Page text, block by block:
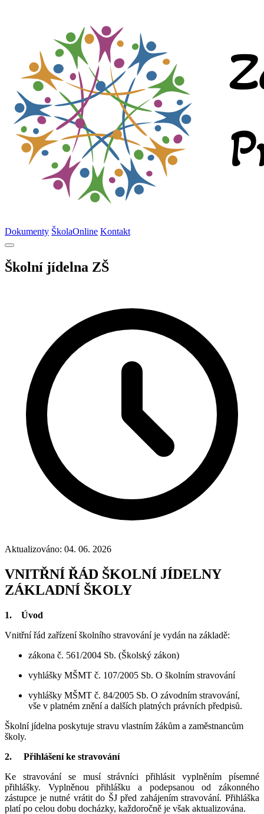
Dokumenty ŠkolaOnline Kontakt
Školní jídelna ZŠ
Aktualizováno: 04. 06. 2026
VNITŘNÍ ŘÁD ŠKOLNÍ JÍDELNY
ZÁKLADNÍ ŠKOLY
1. Úvod
Vnitřní řád zařízení školního stravování je vydán na základě:
zákona č. 561/2004 Sb. (Školský zákon)
vyhlášky MŠMT č. 107/2005 Sb. O školním stravování
vyhlášky MŠMT č. 84/2005 Sb. O závodním stravování,
vše v platném znění a dalších platných právních předpisů.
Školní jídelna poskytuje stravu vlastním žákům a zaměstnancům
školy.
2. Přihlášení ke stravování
Ke stravování se musí strávníci přihlásit vyplněním písemné
přihlášky. Vyplněnou přihlášku a podepsanou od zákonného
zástupce je nutné vrátit do ŠJ před zahájením stravování. Přihláška
platí po celou dobu docházky, každoročně je však aktualizována.